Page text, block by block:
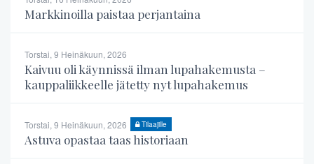
Markkinoilla paistaa perjantaina
Torstai, 9 Heinäkuun, 2026
Kaivuu oli käynnissä ilman lupahakemusta –
kauppaliikkeelle jätetty nyt lupahakemus
Torstai, 9 Heinäkuun, 2026 Tilaajille
Astuva opastaa taas historiaan